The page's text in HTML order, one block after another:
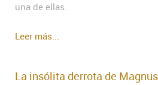
una de ellas.
Leer más...
La insólita derrota de